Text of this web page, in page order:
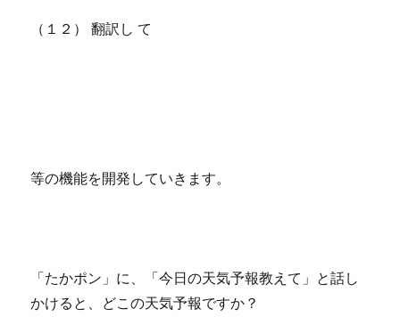
（１２） 翻訳し て
等の機能を開発していきます。
「たかポン」に、「今日の天気予報教えて」と話し
かけると、どこの天気予報ですか？